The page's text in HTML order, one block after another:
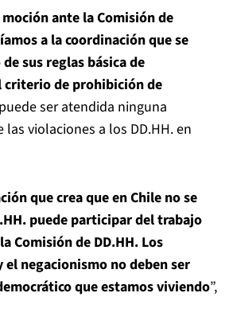
ante la Comisión de
a la coordinación que se
sus reglas básica de
de prohibición de
ser atendida ninguna
violaciones a los DD.HH. en
que crea que en Chile no se
puede participar del trabajo
Comisión de DD.HH. Los
el negacionismo no deben ser
que estamos viviendo”,